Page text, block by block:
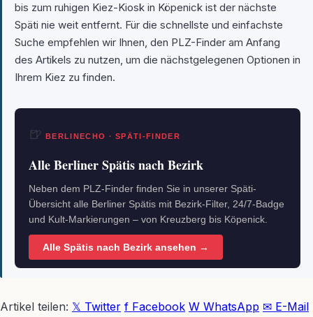
bis zum ruhigen Kiez-Kiosk in Köpenick ist der nächste
Späti nie weit entfernt. Für die schnellste und einfachste
Suche empfehlen wir Ihnen, den PLZ-Finder am Anfang
des Artikels zu nutzen, um die nächstgelegenen Optionen in
Ihrem Kiez zu finden.
🍺 BERLINECHO · SPÄTI-FINDER
Alle Berliner Spätis nach Bezirk
Neben dem PLZ-Finder finden Sie in unserer Späti-
Übersicht alle Berliner Spätis mit Bezirk-Filter, 24/7-Badge
und Kult-Markierungen – von Kreuzberg bis Köpenick.
Alle Spätis nach Bezirk ansehen →
Artikel teilen: 𝕏 Twitter f Facebook W WhatsApp ✉ E-Mail